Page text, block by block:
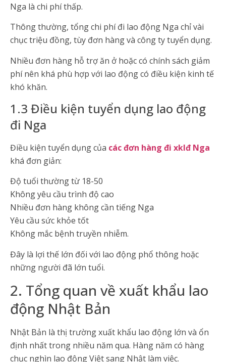
Nga là chi phí thấp.
Thông thường, tổng chi phí đi lao động Nga chỉ vài
chục triệu đồng, tùy đơn hàng và công ty tuyển dụng.
Nhiều đơn hàng hỗ trợ ăn ở hoặc có chính sách giảm
phí nên khá phù hợp với lao động có điều kiện kinh tế
khó khăn.
1.3 Điều kiện tuyển dụng lao động
đi Nga
Điều kiện tuyển dụng của các đơn hàng đi xklđ Nga
khá đơn giản:
Độ tuổi thường từ 18-50
Không yêu cầu trình độ cao
Nhiều đơn hàng không cần tiếng Nga
Yêu cầu sức khỏe tốt
Không mắc bệnh truyền nhiễm.
Đây là lợi thế lớn đối với lao động phổ thông hoặc
những người đã lớn tuổi.
2. Tổng quan về xuất khẩu lao
động Nhật Bản
Nhật Bản là thị trường xuất khẩu lao động lớn và ổn
định nhất trong nhiều năm qua. Hàng năm có hàng
chục nghìn lao động Việt sang Nhật làm việc.